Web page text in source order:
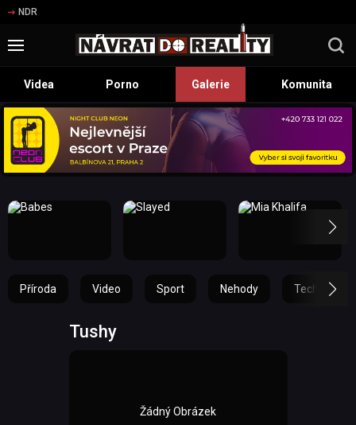
NDR
Videa Porno Galerie Komunita
Příroda Video Sport Nehody Technika
Tushy
Žádný Obrázek